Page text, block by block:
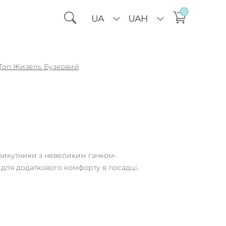
UA UAH
0
Жизель Бузковий
з невеликим гачком-
додаткового комфорту в посадці.